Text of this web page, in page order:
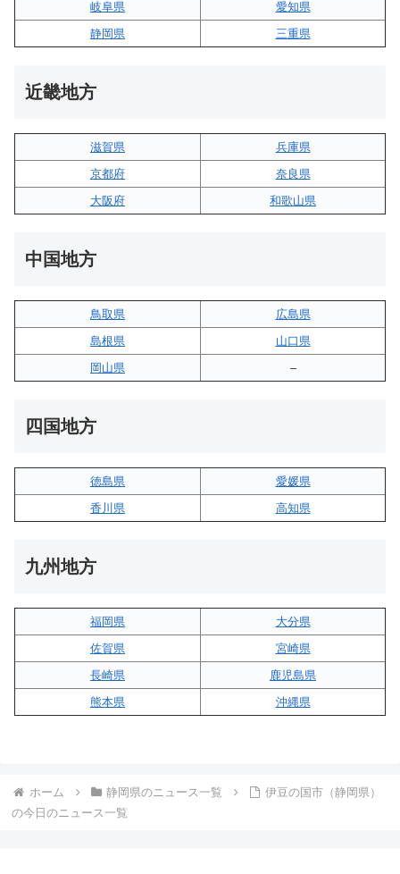
岐阜県
愛知県
静岡県
三重県
近畿地方
滋賀県
兵庫県
京都府
奈良県
大阪府
和歌山県
中国地方
鳥取県
広島県
島根県
山口県
岡山県
–
四国地方
徳島県
愛媛県
香川県
高知県
九州地方
福岡県
大分県
佐賀県
宮崎県
長崎県
鹿児島県
熊本県
沖縄県
ホーム 静岡県のニュース一覧
伊豆の国市（静岡県）
の今日のニュース一覧